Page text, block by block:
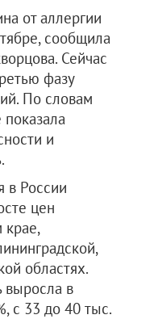
от аллергии
сообщила
Сейчас
фазу
По словам
и
в России
цен
областях.
выросла в
с 33 до 40 тыс.